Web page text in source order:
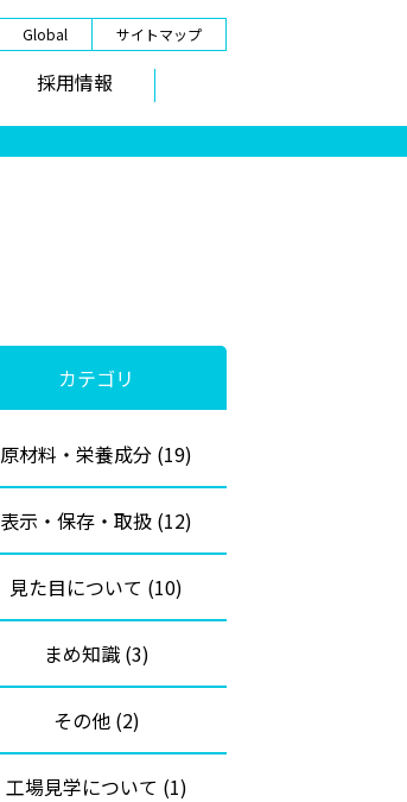
Global サイトマップ
採用情報
カテゴリ
原材料・栄養成分 (19)
表示・保存・取扱 (12)
見た目について (10)
まめ知識 (3)
その他 (2)
工場見学について (1)